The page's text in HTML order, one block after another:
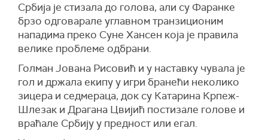
Србија је стизала до голова, али су Фаранке
брзо одговарале углавном транзиционим
нападима преко Суне Хансен која је правила
велике проблеме одбрани.
Голман Јована Рисовић и у наставку чувала је
гол и држала екипу у игри бранећи неколико
зицера и седмераца, док су Катарина Крпеж-
Шлезак и Драгана Цвијић постизале голове и
враћале Србију у предност или егал.